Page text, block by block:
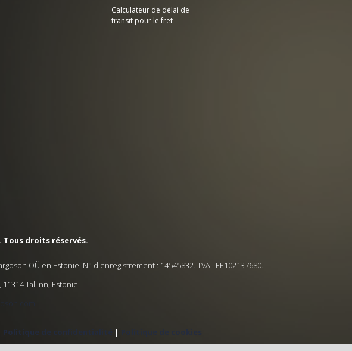
Calculateur de délai de
transit pour le fret
. Tous droits réservés.
OÜ en Estonie. N° d'enregistrement : 14545832. TVA : EE102137680.
Tallinn, Estonie
Politique de confidentialité |